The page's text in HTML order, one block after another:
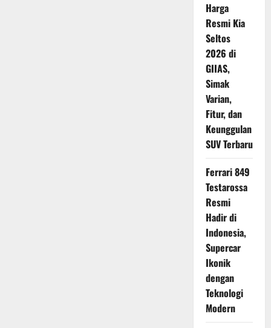
Harga
Resmi Kia
Seltos
2026 di
GIIAS,
Simak
Varian,
Fitur, dan
Keunggulan
SUV Terbaru
Ferrari 849
Testarossa
Resmi
Hadir di
Indonesia,
Supercar
Ikonik
dengan
Teknologi
Modern